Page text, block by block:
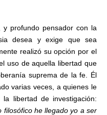
y profundo pensador con la
desea y exige que sea
realizó su opción por el
uso de aquella libertad que
suprema de la fe. Él
varias veces, a quienes le
libertad de investigación:
filosófico he llegado yo a ser